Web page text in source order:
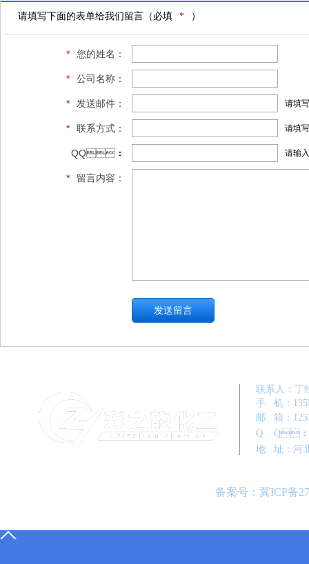
请填写下面的表单给我们留言（必填 * ）
* 您的姓名：
* 公司名称：
* 发送邮件： 请填
* 联系方式： 请填
QQ： 请输
* 留言内容：
联系人
手 机
邮 箱
Q Q：
地 址：
备案号： 冀ICP备